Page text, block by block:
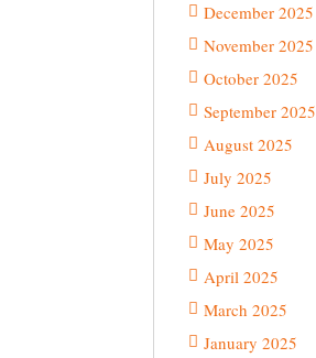
December 2025
November 2025
October 2025
September 2025
August 2025
July 2025
June 2025
May 2025
April 2025
March 2025
January 2025